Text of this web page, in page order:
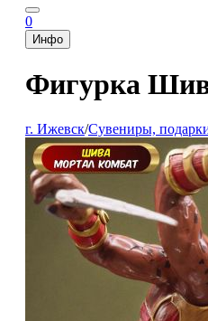
0
Инфо
Фигурка
г. Ижевск/Сувениры,